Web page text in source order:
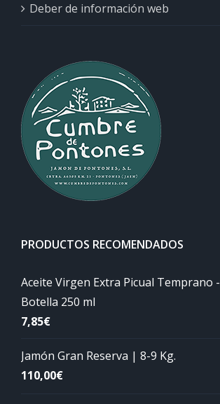
Deber de información web
PRODUCTOS RECOMENDADOS
Aceite Virgen Extra Picual Temprano -
Botella 250 ml
7,85€
Jamón Gran Reserva | 8-9 Kg.
110,00€